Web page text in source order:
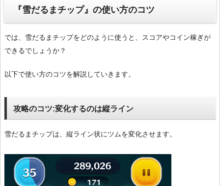
『雪だるまチップ』の使い方のコツ
では、雪だるまチップをどのように使うと、スコアやコイン稼ぎが
できるでしょうか？
以下で使い方のコツを解説していきます。
攻略のコツ:変化するのは縦ライン
雪だるまチップは、縦ライン状にツムを変化させます。